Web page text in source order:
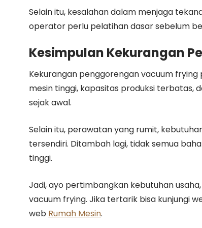
Selain itu, kesalahan dalam menjaga
operator perlu pelatihan dasar sebelum
Kesimpulan Kekurangan
Kekurangan penggorengan vacuum
mesin tinggi, kapasitas produksi terbatas,
sejak awal.
Selain itu, perawatan yang rumit,
tersendiri. Ditambah lagi, tidak semua
tinggi.
Jadi, ayo pertimbangkan kebutuhan
vacuum frying. Jika tertarik bisa kunjungi
web Rumah Mesin.